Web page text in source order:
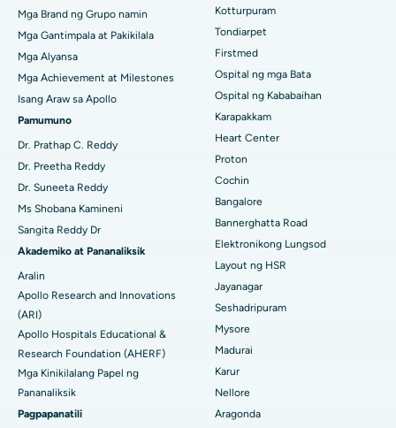
Maghanap ng Dermatologist
Maghanap ng Urologist
Maghanap ng Diabetologist
Maghanap ng Ginekologo
Maghanap ng Pangkalahatang Doktor
Maghanap ng Sikologo
Pinakamahusay na Sentro ng Puso sa Thousand Lights,
Chennai
Pinakamahusay na Ospital sa Jubilee Hills, Hyderabad
Pinakamahusay na Ospital sa Tondiarpet, Chennai
Pinakamahusay na Ospital sa Kotturpuram, Chennai
Pinakamahusay na Ospital sa Kovai Road, Karur
Pinakamahusay na Ospital sa Karapakkam, Chennai
Pinakamahusay na Ospital sa Arilova, Vizag
Pinakamahusay na Ospital sa Kanpur Road, Lucknow
Pinakamahusay na Ospital sa Sektor-26, Noida
Pinakamahusay na Ospital sa Gandhinagar, Ahmedabad
Pinakamahusay na Ospital sa Aragonda, Andhra Pradesh
Pinakamahusay na Ospital sa Bannerghatta Road, Bangalore
liposuction
Coronary Angiogram
Kapalit na Transcatheter Aortic Valve
Pag-aayos ng MitraClip Valve
Minimally Invasive Cardiac Surgery
Pagwawaksi ng Catheter
ACL Reconstruction Surgery
Endometrial Ablation
Embolization ng Uterine Artery
Ovarian Cystectomy
Mga Brand ng Grupo namin
Mga Gantimpala at Pakikilala
Mga Alyansa
Mga Achievement at Milestones
Isang Araw sa Apollo
Pamumuno
Dr. Prathap C. Reddy
Dr. Preetha Reddy
Dr. Suneeta Reddy
Ms Shobana Kamineni
Sangita Reddy Dr
Akademiko at Pananaliksik
Aralin
Apollo Research and Innovations
(ARI)
Apollo Hospitals Educational &
Research Foundation (AHERF)
Mga Kinikilalang Papel ng
Pananaliksik
Pagpapanatili
Kotturpuram
Tondiarpet
Firstmed
Ospital ng mga Bata
Ospital ng Kababaihan
Karapakkam
Heart Center
Proton
Cochin
Bangalore
Bannerghatta Road
Elektronikong Lungsod
Layout ng HSR
Jayanagar
Seshadripuram
Mysore
Madurai
Karur
Nellore
Aragonda